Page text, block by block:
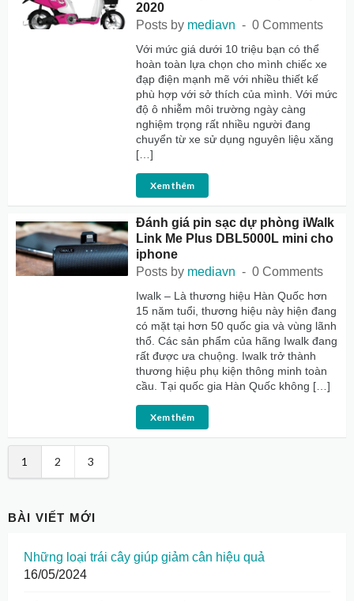
2020
Posts by mediavn 0 Comments
Với mức giá dưới 10 triệu bạn có thể
hoàn toàn lựa chọn cho mình chiếc xe
đạp điện mạnh mẽ với nhiều thiết kế
phù hợp với sở thích của mình. Với mức
độ ô nhiễm môi trường ngày càng
nghiệm trọng rất nhiều người đang
chuyển từ xe sử dụng nguyên liệu xăng
[…]
Xem thêm
Đánh giá pin sạc dự phòng iWalk
Link Me Plus DBL5000L mini cho
iphone
Posts by mediavn 0 Comments
Iwalk – Là thương hiệu Hàn Quốc hơn
15 năm tuổi, thương hiệu này hiện đang
có mặt tại hơn 50 quốc gia và vùng lãnh
thổ. Các sản phẩm của hãng Iwalk đang
rất được ưa chuộng. Iwalk trở thành
thương hiệu phụ kiện thông minh toàn
cầu. Tại quốc gia Hàn Quốc không […]
Xem thêm
1 2 3
BÀI VIẾT MỚI
Những loại trái cây giúp giảm cân hiệu quả
16/05/2024